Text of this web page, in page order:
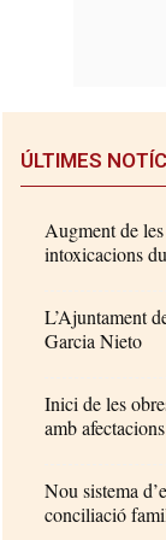
ÚLTIMES
Augment de
intoxicacions
L’Ajuntament
Garcia Nieto
Inici de les
amb
Nou sistema
conciliació